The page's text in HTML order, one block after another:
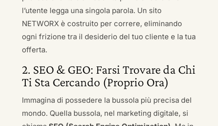
l’utente legga una singola parola. Un sito
NETWORX è costruito per correre, eliminando
ogni frizione tra il desiderio del tuo cliente e la tua
offerta.
2. SEO & GEO: Farsi Trovare da Chi
Ti Sta Cercando (Proprio Ora)
Immagina di possedere la bussola più precisa del
mondo. Quella bussola, nel marketing digitale, si